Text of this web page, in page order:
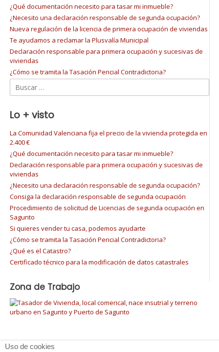
¿Qué documentación necesito para tasar mi inmueble?
¿Necesito una declaración responsable de segunda ocupación?
Nueva regulación de la licencia de primera ocupación de viviendas
Te ayudamos a reclamar la Plusvalía Municipal
Declaración responsable para primera ocupación y sucesivas de
viviendas
¿Cómo se tramita la Tasación Pericial Contradictoria?
Buscar:
Lo + visto
La Comunidad Valenciana fija el precio de la vivienda protegida en
2.400 €
¿Qué documentación necesito para tasar mi inmueble?
Declaración responsable para primera ocupación y sucesivas de
viviendas
¿Necesito una declaración responsable de segunda ocupación?
Consiga la declaración responsable de segunda ocupación
Procedimiento de solicitud de Licencias de segunda ocupación en
Sagunto
Si quieres vender tu casa, podemos ayudarte
¿Cómo se tramita la Tasación Pericial Contradictoria?
¿Qué es el Catastro?
Certificado técnico para la modificación de datos catastrales
Zona de Trabajo
Uso de cookies